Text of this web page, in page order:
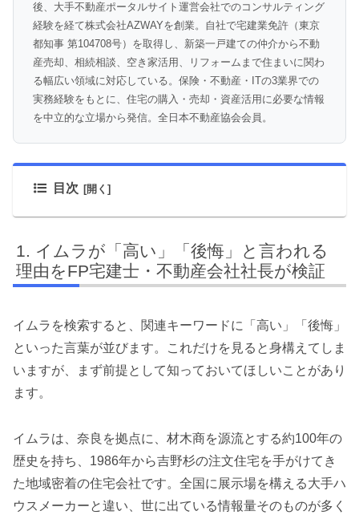
後、大手不動産ポータルサイト運営会社でのコンサルティング
経験を経て株式会社AZWAYを創業。自社で宅建業免許（東京
都知事 第104708号）を取得し、新築一戸建ての仲介から不動
産売却、相続相談、空き家活用、リフォームまで住まいに関わ
る幅広い領域に対応している。保険・不動産・ITの3業界での
実務経験をもとに、住宅の購入・売却・資産活用に必要な情報
を中立的な立場から発信。全日本不動産協会会員。
目次
イムラが「高い」「後悔」と言われる
理由をFP宅建士・不動産会社社長が検証
イムラを検索すると、関連キーワードに「高い」「後悔」
といった言葉が並びます。これだけを見ると身構えてしま
いますが、まず前提として知っておいてほしいことがあり
ます。
イムラは、奈良を拠点に、材木商を源流とする約100年の
歴史を持ち、1986年から吉野杉の注文住宅を手がけてき
た地域密着の住宅会社です。全国に展示場を構える大手ハ
ウスメーカーと違い、世に出ている情報量そのものが多く